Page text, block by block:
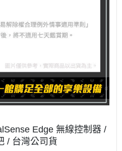
Edge 無線控制器 /
/ 台灣公司貨